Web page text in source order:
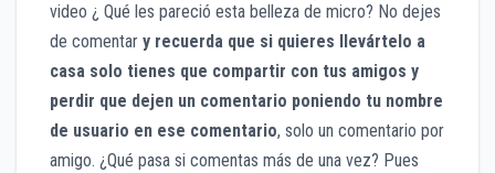
video ¿ Qué les pareció esta belleza de micro? No dejes
de comentar y recuerda que si quieres llevártelo a
casa solo tienes que compartir con tus amigos y
perdir que dejen un comentario poniendo tu nombre
de usuario en ese comentario, solo un comentario por
amigo. ¿Qué pasa si comentas más de una vez? Pues